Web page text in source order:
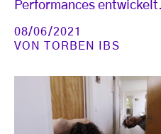
Performances entwickelt.
08/06/2021
VON
TORBEN IBS